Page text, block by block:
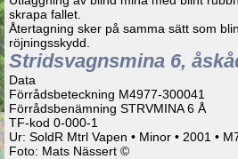
skrapa fallet.
Återtagning sker på samma sätt som
röjningsskydd.
Stridsvagnsmina 6,
Data
Förrådsbeteckning M4977-300041
Förrådsbenämning STRVMINA 6 Å
TF-kod 0-000-1
Ur: SoldR Mtrl Vapen • Minor • 2001 •
Foto: Mats Nässert ©